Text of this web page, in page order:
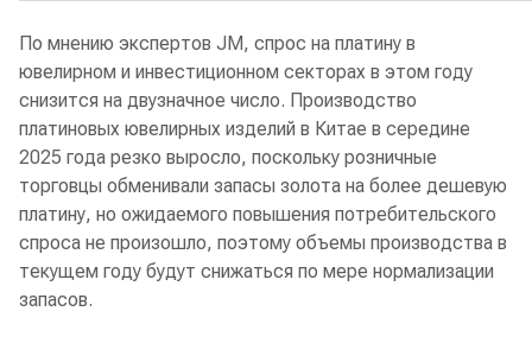
По мнению экспертов JM, спрос на платину в
ювелирном и инвестиционном секторах в этом году
снизится на двузначное число. Производство
платиновых ювелирных изделий в Китае в середине
2025 года резко выросло, поскольку розничные
торговцы обменивали запасы золота на более дешевую
платину, но ожидаемого повышения потребительского
спроса не произошло, поэтому объемы производства в
текущем году будут снижаться по мере нормализации
запасов.